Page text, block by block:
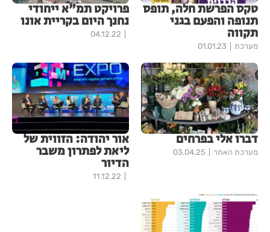
טקס הפרשת חלה, תופס
תנופה והפעם בגני
תקווה
מערכת 01.01.23
פרויקט תמ"א ייחודי
נחנך היום בקריית אונו
04.12.22
דברו אלי בפרחים
מערכת האתר 03.04.25
אור יהודה: הזווית של
ליאת לפתרון משבר
הדיור
11.12.22